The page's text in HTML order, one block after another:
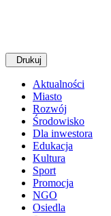
Drukuj
Aktualności
Miasto
Rozwój
Środowisko
Dla inwestora
Edukacja
Kultura
Sport
Promocja
NGO
Osiedla